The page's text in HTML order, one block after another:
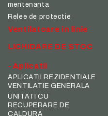
mentenanta
Relee de protectie
Ventilatoare in linie
LICHIDARE DE STOC
- Aplicatii
APLICATII REZIDENTIALE
VENTILATIE GENERALA
UNITATI CU
RECUPERARE DE
CALDURA